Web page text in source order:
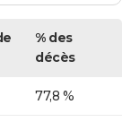
% des
décès
77,8 %